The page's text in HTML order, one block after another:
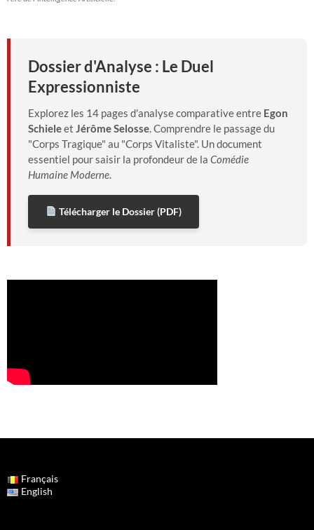
Dossier d'Analyse : Le Duel
Expressionniste
Explorez les 14 pages d'analyse comparative entre Egon
Schieleet Jérôme Selosse. Comprendre le passage du
"Corps Tragique" au "Corps Vitaliste". Un document
essentiel pour saisir la profondeur de la Comédie
Humaine Moderne.
Télécharger le Dossier (PDF)
Français
English